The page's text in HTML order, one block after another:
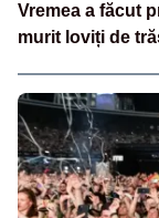
Vremea a făcut
murit loviți de